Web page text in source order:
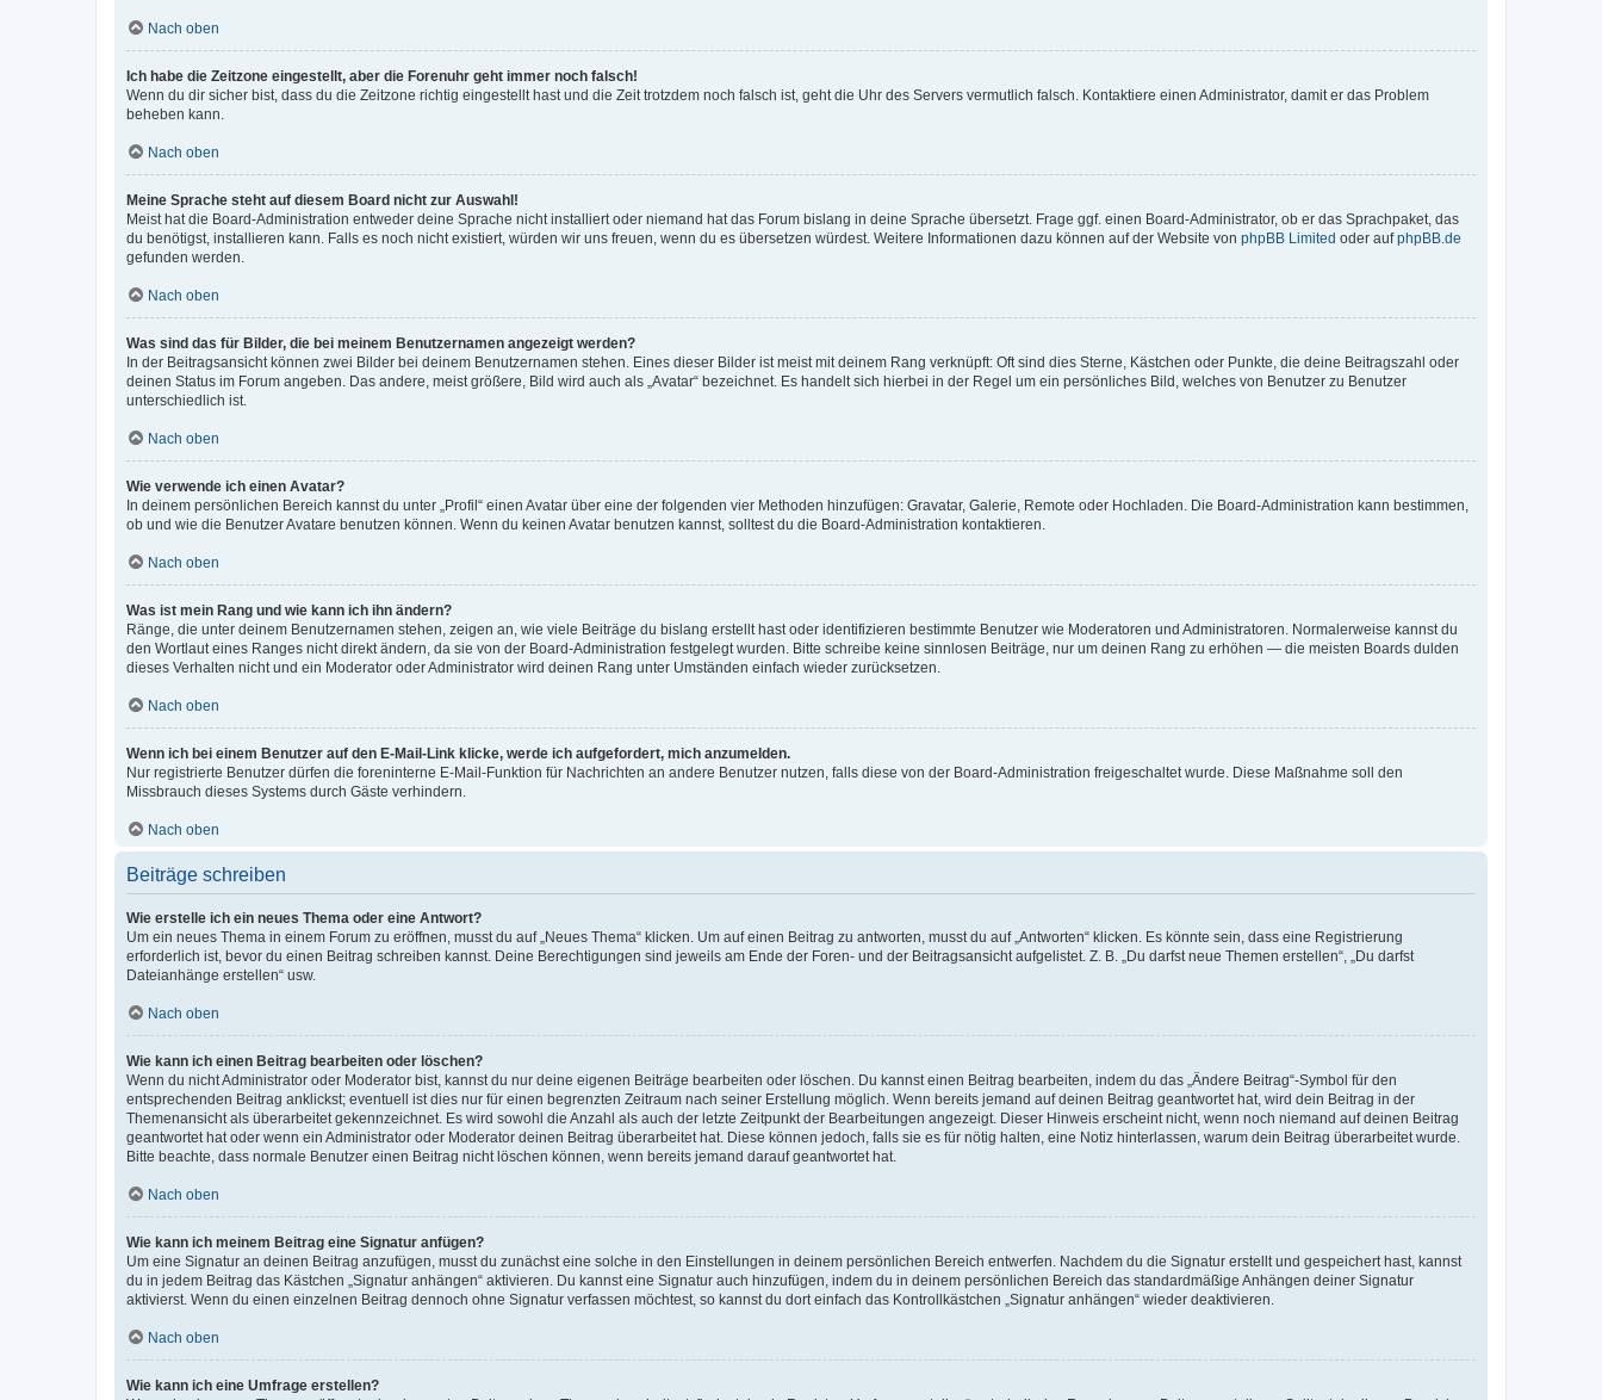
Nach oben
Ich habe die Zeitzone eingestellt, aber die Forenuhr geht immer noch falsch!
Wenn du dir sicher bist, dass du die Zeitzone richtig eingestellt hast und die Zeit trotzdem noch falsch ist, geht die Uhr des Servers vermutlich falsch. Kontaktiere einen Administrator, damit er das Problem
beheben kann.
Nach oben
Meine Sprache steht auf diesem Board nicht zur Auswahl!
Meist hat die Board-Administration entweder deine Sprache nicht installiert oder niemand hat das Forum bislang in deine Sprache übersetzt. Frage ggf. einen Board-Administrator, ob er das Sprachpaket, das
du benötigst, installieren kann. Falls es noch nicht existiert, würden wir uns freuen, wenn du es übersetzen würdest. Weitere Informationen dazu können auf der Website von phpBB Limited oder aufphpBB.de
gefunden werden.
Nach oben
Was sind das für Bilder, die bei meinem Benutzernamen angezeigt werden?
In der Beitragsansicht können zwei Bilder bei deinem Benutzernamen stehen. Eines dieser Bilder ist meist mit deinem Rang verknüpft: Oft sind dies Sterne, Kästchen oder Punkte, die deine Beitragszahl oder
deinen Status im Forum angeben. Das andere, meist größere, Bild wird auch als „Avatar“ bezeichnet. Es handelt sich hierbei in der Regel um ein persönliches Bild, welches von Benutzer zu Benutzer
unterschiedlich ist.
Nach oben
Wie verwende ich einen Avatar?
In deinem persönlichen Bereich kannst du unter „Profil“ einen Avatar über eine der folgenden vier Methoden hinzufügen: Gravatar, Galerie, Remote oder Hochladen. Die Board-Administration kann bestimmen,
ob und wie die Benutzer Avatare benutzen können. Wenn du keinen Avatar benutzen kannst, solltest du die Board-Administration kontaktieren.
Nach oben
Was ist mein Rang und wie kann ich ihn ändern?
Ränge, die unter deinem Benutzernamen stehen, zeigen an, wie viele Beiträge du bislang erstellt hast oder identifizieren bestimmte Benutzer wie Moderatoren und Administratoren. Normalerweise kannst du
den Wortlaut eines Ranges nicht direkt ändern, da sie von der Board-Administration festgelegt wurden. Bitte schreibe keine sinnlosen Beiträge, nur um deinen Rang zu erhöhen — die meisten Boards dulden
dieses Verhalten nicht und ein Moderator oder Administrator wird deinen Rang unter Umständen einfach wieder zurücksetzen.
Nach oben
Wenn ich bei einem Benutzer auf den E-Mail-Link klicke, werde ich aufgefordert, mich anzumelden.
Nur registrierte Benutzer dürfen die foreninterne E-Mail-Funktion für Nachrichten an andere Benutzer nutzen, falls diese von der Board-Administration freigeschaltet wurde. Diese Maßnahme soll den
Missbrauch dieses Systems durch Gäste verhindern.
Nach oben
Beiträge schreiben
Wie erstelle ich ein neues Thema oder eine Antwort?
Um ein neues Thema in einem Forum zu eröffnen, musst du auf „Neues Thema“ klicken. Um auf einen Beitrag zu antworten, musst du auf „Antworten“ klicken. Es könnte sein, dass eine Registrierung
erforderlich ist, bevor du einen Beitrag schreiben kannst. Deine Berechtigungen sind jeweils am Ende der Foren- und der Beitragsansicht aufgelistet. Z. B. „Du darfst neue Themen erstellen“, „Du darfst
Dateianhänge erstellen“ usw.
Nach oben
Wie kann ich einen Beitrag bearbeiten oder löschen?
Wenn du nicht Administrator oder Moderator bist, kannst du nur deine eigenen Beiträge bearbeiten oder löschen. Du kannst einen Beitrag bearbeiten, indem du das „Ändere Beitrag“-Symbol für den
entsprechenden Beitrag anklickst; eventuell ist dies nur für einen begrenzten Zeitraum nach seiner Erstellung möglich. Wenn bereits jemand auf deinen Beitrag geantwortet hat, wird dein Beitrag in der
Themenansicht als überarbeitet gekennzeichnet. Es wird sowohl die Anzahl als auch der letzte Zeitpunkt der Bearbeitungen angezeigt. Dieser Hinweis erscheint nicht, wenn noch niemand auf deinen Beitrag
geantwortet hat oder wenn ein Administrator oder Moderator deinen Beitrag überarbeitet hat. Diese können jedoch, falls sie es für nötig halten, eine Notiz hinterlassen, warum dein Beitrag überarbeitet wurde.
Bitte beachte, dass normale Benutzer einen Beitrag nicht löschen können, wenn bereits jemand darauf geantwortet hat.
Nach oben
Wie kann ich meinem Beitrag eine Signatur anfügen?
Um eine Signatur an deinen Beitrag anzufügen, musst du zunächst eine solche in den Einstellungen in deinem persönlichen Bereich entwerfen. Nachdem du die Signatur erstellt und gespeichert hast, kannst
du in jedem Beitrag das Kästchen „Signatur anhängen“ aktivieren. Du kannst eine Signatur auch hinzufügen, indem du in deinem persönlichen Bereich das standardmäßige Anhängen deiner Signatur
aktivierst. Wenn du einen einzelnen Beitrag dennoch ohne Signatur verfassen möchtest, so kannst du dort einfach das Kontrollkästchen „Signatur anhängen“ wieder deaktivieren.
Nach oben
Wie kann ich eine Umfrage erstellen?